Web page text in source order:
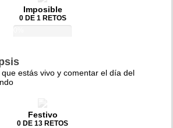
Imposible
0 DE 1 RETOS
estás vivo y comentar el día del
Festivo
0 DE 13 RETOS